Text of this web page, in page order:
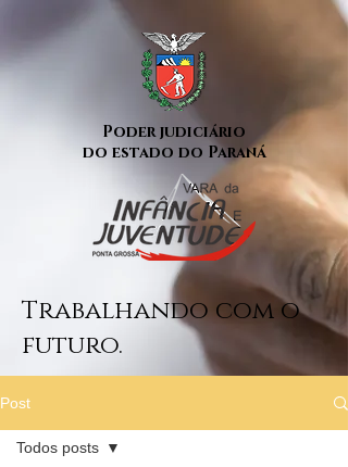
Poder judiciário
do estado do Paraná
Trabalhando com o
futuro.
Post
Todos posts